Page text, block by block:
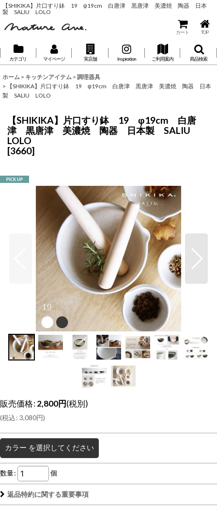
【SHIKIKA】片口すり鉢 19 φ19cm 白唐津 黒唐津 美濃焼 陶器 日本
製 SALIU LOLO
カート TOP
カテゴリ マイページ 実店舗 Inspiration ご利用案内 商品検索
ホーム > キッチンアイテム > 調理器具
>
【SHIKIKA】片口すり鉢 19 φ19cm 白唐津 黒唐津 美濃焼 陶器 日本
製 SALIU LOLO
【SHIKIKA】片口すり鉢 19 φ19cm 白唐
津 黒唐津 美濃焼 陶器 日本製 SALIU
LOLO
[3660]
販売価格:2,800円(税別)
(税込: 3,080円)
カラー を選択してください
数量: 個
返品特約に関する重要事項